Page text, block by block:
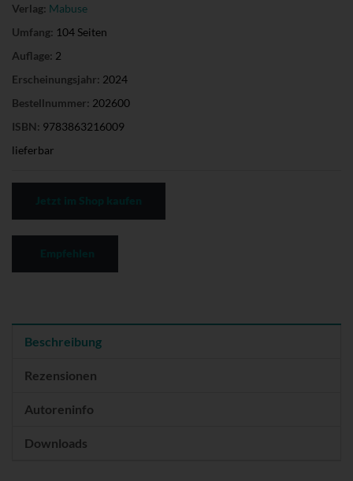
Verlag: Mabuse
Umfang: 104 Seiten
Auflage: 2
Erscheinungsjahr: 2024
Bestellnummer: 202600
ISBN: 9783863216009
lieferbar
Beschreibung
Rezensionen
Autoreninfo
Downloads